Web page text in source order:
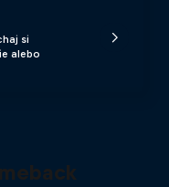
si
alebo